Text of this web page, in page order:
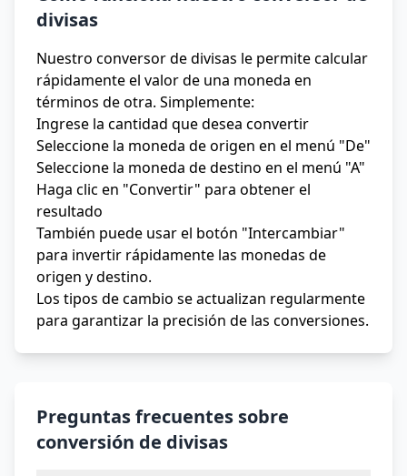
divisas
Nuestro conversor de divisas le permite calcular
rápidamente el valor de una moneda en
términos de otra. Simplemente:
Ingrese la cantidad que desea convertir
Seleccione la moneda de origen en el menú "De"
Seleccione la moneda de destino en el menú "A"
Haga clic en "Convertir" para obtener el
resultado
También puede usar el botón "Intercambiar"
para invertir rápidamente las monedas de
origen y destino.
Los tipos de cambio se actualizan regularmente
para garantizar la precisión de las conversiones.
Preguntas frecuentes sobre
conversión de divisas